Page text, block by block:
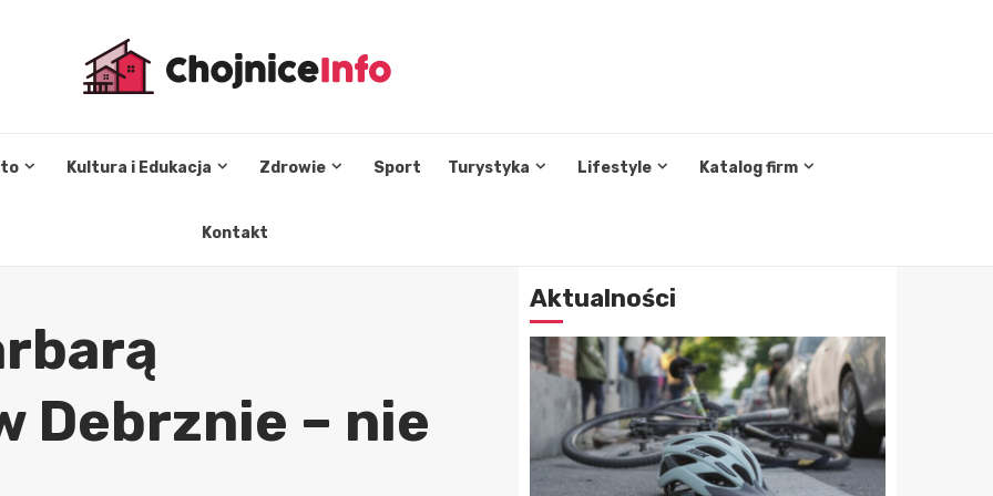
Kultura i Edukacja Zdrowie Sport Turystyka Lifestyle Katalog firm
Kontakt
Debrznie – nie
Aktualności